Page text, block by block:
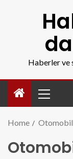
Haberler ve
Home Otomobil